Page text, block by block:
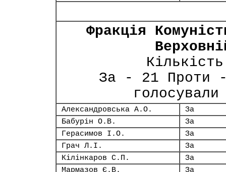
Фракція
За - 21 Проти
Александровська А.О.
За
Бабурін О.В.
За
Герасимов І.О.
За
Грач Л.І.
За
Кілінкаров С.П.
За
Мармазов Є.В.
За